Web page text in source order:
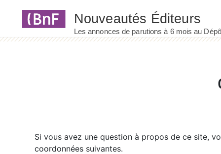
Si vous avez une question à propos de ce site,
coordonnées suivantes.